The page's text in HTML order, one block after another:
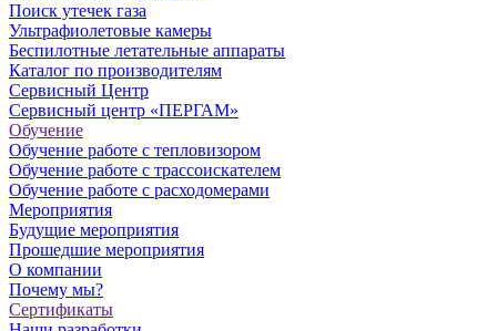
Поиск утечек газа
Ультрафиолетовые камеры
Беспилотные летательные аппараты
Каталог по производителям
Сервисный Центр
Сервисный центр «ПЕРГАМ»
Обучение
Обучение работе с тепловизором
Обучение работе с трассоискателем
Обучение работе с расходомерами
Мероприятия
Будущие мероприятия
Прошедшие мероприятия
О компании
Почему мы?
Сертификаты